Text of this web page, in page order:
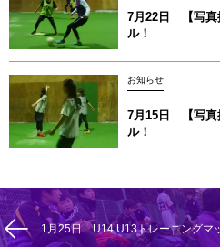
7月22日 【写真
ル！
お知らせ
7月15日 【写真
ル！
1月25日 U14.U13トレーニングマ